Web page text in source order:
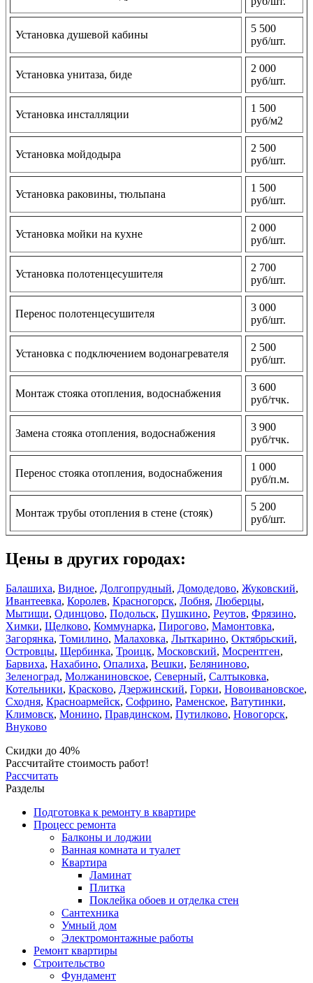
Установка душевой кабины
5 500
руб/шт.
Установка унитаза, биде
2 000
руб/шт.
Установка инсталляции
1 500
руб/м2
Установка мойдодыра
2 500
руб/шт.
Установка раковины, тюльпана
1 500
руб/шт.
Установка мойки на кухне
2 000
руб/шт.
Установка полотенцесушителя
2 700
руб/шт.
Перенос полотенцесушителя
3 000
руб/шт.
Установка с подключением водонагревателя
2 500
руб/шт.
Монтаж стояка отопления, водоснабжения
3 600
руб/тчк.
Замена стояка отопления, водоснабжения
3 900
руб/тчк.
Перенос стояка отопления, водоснабжения
1 000
руб/п.м.
Монтаж трубы отопления в стене (стояк)
5 200
руб/шт.
Цены в других городах:
Балашиха, Видное, Долгопрудный, Домодедово, Жуковский,
Ивантеевка, Королев, Красногорск, Лобня, Люберцы,
Мытищи, Одинцово, Подольск, Пушкино, Реутов, Фрязино,
Химки, Щелково, Коммунарка, Пирогово, Мамонтовка,
Загорянка, Томилино, Малаховка, Лыткарино, Октябрьский,
Островцы, Щербинка, Троицк, Московский, Мосрентген,
Барвиха, Нахабино, Опалиха, Вешки, Беляниново,
Зеленоград, Молжаниновское, Северный, Салтыковка,
Котельники, Красково, Дзержинский, Горки, Новоивановское,
Сходня, Красноармейск, Софрино, Раменское, Ватутинки,
Климовск, Монино, Правдинском, Путилково, Новогорск,
Внуково
Скидки до 40%
Рассчитайте стоимость работ!
Рассчитать
Разделы
Подготовка к ремонту в квартире
Процесс ремонта
Балконы и лоджии
Ванная комната и туалет
Квартира
Ламинат
Плитка
Поклейка обоев и отделка стен
Сантехника
Умный дом
Электромонтажные работы
Ремонт квартиры
Строительство
Фундамент